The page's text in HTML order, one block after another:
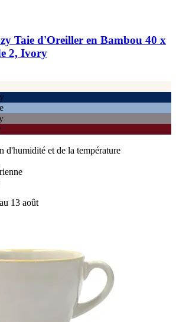
Taie d'Oreiller en Bambou 40 x
2, Ivory
d'humidité et de la température
13 août